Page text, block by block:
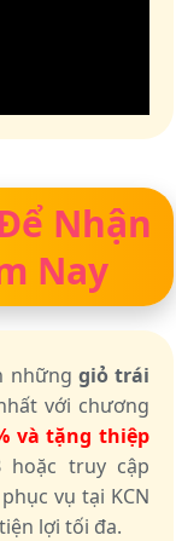
Nhận
Nay
những giỏ trái
với chương
và tặng thiệp
hoặc truy cập
vụ tại KCN
lợi tối đa.